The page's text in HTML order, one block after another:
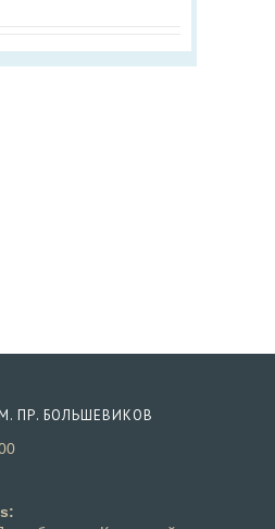
ПР. БОЛЬШЕВИКОВ